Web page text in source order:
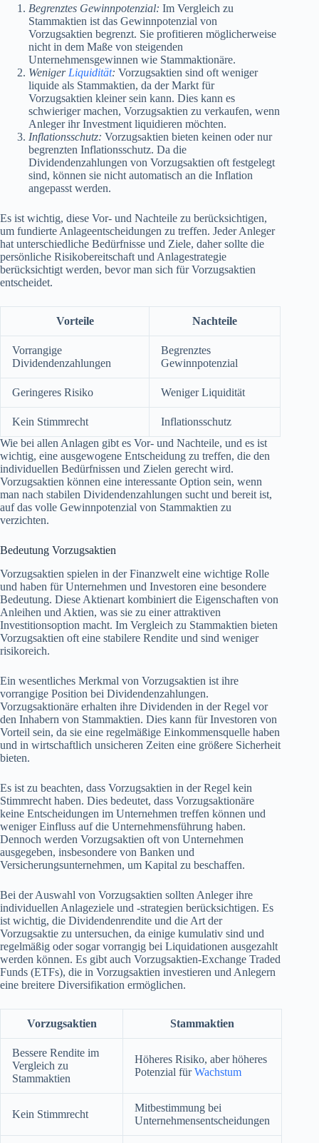
Begrenztes Gewinnpotenzial: Im Vergleich zu
Stammaktien ist das Gewinnpotenzial von
Vorzugsaktien begrenzt. Sie profitieren möglicherweise
nicht in dem Maße von steigenden
Unternehmensgewinnen wie Stammaktionäre.
Weniger Liquidität: Vorzugsaktien sind oft weniger
liquide als Stammaktien, da der Markt für
Vorzugsaktien kleiner sein kann. Dies kann es
schwieriger machen, Vorzugsaktien zu verkaufen, wenn
Anleger ihr Investment liquidieren möchten.
Inflationsschutz: Vorzugsaktien bieten keinen oder nur
begrenzten Inflationsschutz. Da die
Dividendenzahlungen von Vorzugsaktien oft festgelegt
sind, können sie nicht automatisch an die Inflation
angepasst werden.
Es ist wichtig, diese Vor- und Nachteile zu berücksichtigen,
um fundierte Anlageentscheidungen zu treffen. Jeder Anleger
hat unterschiedliche Bedürfnisse und Ziele, daher sollte die
persönliche Risikobereitschaft und Anlagestrategie
berücksichtigt werden, bevor man sich für Vorzugsaktien
entscheidet.
Vorteile Nachteile
Vorrangige
Dividendenzahlungen
Begrenztes
Gewinnpotenzial
Geringeres Risiko Weniger Liquidität
Kein Stimmrecht
Inflationsschutz
Wie bei allen Anlagen gibt es Vor- und Nachteile, und es ist
wichtig, eine ausgewogene Entscheidung zu treffen, die den
individuellen Bedürfnissen und Zielen gerecht wird.
Vorzugsaktien können eine interessante Option sein, wenn
man nach stabilen Dividendenzahlungen sucht und bereit ist,
auf das volle Gewinnpotenzial von Stammaktien zu
verzichten.
Bedeutung Vorzugsaktien
Vorzugsaktien spielen in der Finanzwelt eine wichtige Rolle
und haben für Unternehmen und Investoren eine besondere
Bedeutung. Diese Aktienart kombiniert die Eigenschaften von
Anleihen und Aktien, was sie zu einer attraktiven
Investitionsoption macht. Im Vergleich zu Stammaktien bieten
Vorzugsaktien oft eine stabilere Rendite und sind weniger
risikoreich.
Ein wesentliches Merkmal von Vorzugsaktien ist ihre
vorrangige Position bei Dividendenzahlungen.
Vorzugsaktionäre erhalten ihre Dividenden in der Regel vor
den Inhabern von Stammaktien. Dies kann für Investoren von
Vorteil sein, da sie eine regelmäßige Einkommensquelle haben
und in wirtschaftlich unsicheren Zeiten eine größere Sicherheit
bieten.
Es ist zu beachten, dass Vorzugsaktien in der Regel kein
Stimmrecht haben. Dies bedeutet, dass Vorzugsaktionäre
keine Entscheidungen im Unternehmen treffen können und
weniger Einfluss auf die Unternehmensführung haben.
Dennoch werden Vorzugsaktien oft von Unternehmen
ausgegeben, insbesondere von Banken und
Versicherungsunternehmen, um Kapital zu beschaffen.
Bei der Auswahl von Vorzugsaktien sollten Anleger ihre
individuellen Anlageziele und -strategien berücksichtigen. Es
ist wichtig, die Dividendenrendite und die Art der
Vorzugsaktie zu untersuchen, da einige kumulativ sind und
regelmäßig oder sogar vorrangig bei Liquidationen ausgezahlt
werden können. Es gibt auch Vorzugsaktien-Exchange Traded
Funds (ETFs), die in Vorzugsaktien investieren und Anlegern
eine breitere Diversifikation ermöglichen.
Vorzugsaktien Stammaktien
Bessere Rendite im
Vergleich zu
Stammaktien
Höheres Risiko, aber höheres
Potenzial fürWachstum
Kein Stimmrecht
Mitbestimmung bei
Unternehmensentscheidungen